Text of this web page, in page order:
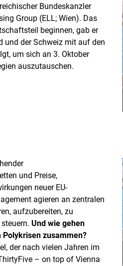
Bundeskanzler
Group (ELL; Wien). Das
beginnen, gab er
und der Schweiz mit auf den
um sich an 3. Oktober
auszutauschen.
und Preise,
neuer EU-
agieren an zentralen
aufzubereiten, zu
Und wie gehen
zusammen?
der nach vielen Jahren im
– on top of Vienna